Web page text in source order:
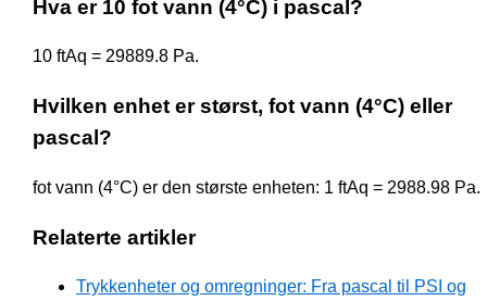
Hva er 10 fot vann (4°C) i pascal?
10 ftAq = 29889.8 Pa.
Hvilken enhet er størst, fot vann (4°C) eller
pascal?
fot vann (4°C) er den største enheten: 1 ftAq = 2988.98 Pa.
Relaterte artikler
Trykkenheter og omregninger: Fra pascal til PSI og